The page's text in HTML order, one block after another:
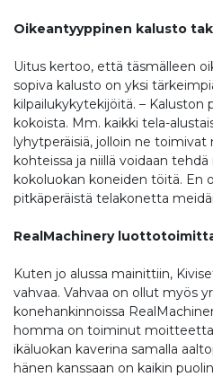
Oikeantyyppinen kalusto
Uitus kertoo, että täsmälleen
sopiva kalusto on yksi
kilpailukykytekijöitä. – Kaluston
kokoista. Mm. kaikki tela-
lyhytperäisiä, jolloin ne toimivat
kohteissa ja niillä voidaan
kokoluokan koneiden töitä. En
pitkäperäistä telakonetta
RealMachinery
Kuten jo alussa mainittiin,
vahvaa. Vahvaa on ollut myös
konehankinnoissa
homma on toiminut
ikäluokan kaverina samalla
hänen kanssaan on kaikin